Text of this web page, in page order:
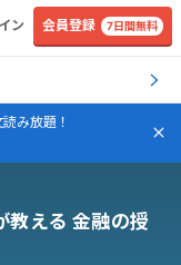
ン 会員登録 7日間無料
み放題！
教える 金融の授